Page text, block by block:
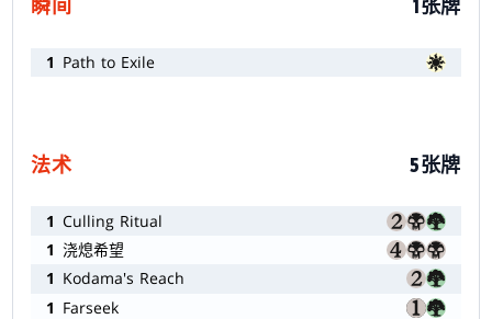
瞬间 1张牌
1 Path to Exile
法术 5张牌
1 Culling Ritual
1 浇熄希望
1 Kodama's Reach
1 Farseek